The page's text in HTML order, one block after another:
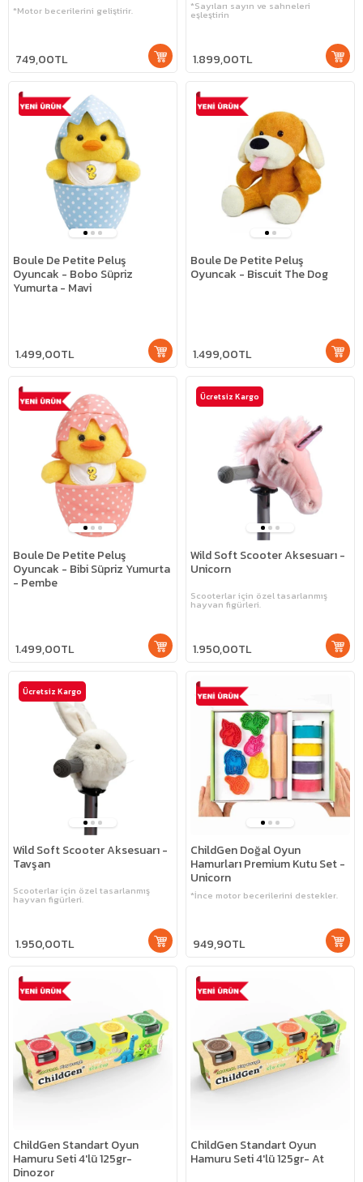
*Motor becerilerini geliştirir.
749,00TL
*Sayıları sayın ve sahneleri
eşleştirin
1.899,00TL
Boule De Petite Peluş
Oyuncak - Bobo Süpriz
Yumurta - Mavi
1.499,00TL
Boule De Petite Peluş
Oyuncak - Biscuit The Dog
1.499,00TL
Boule De Petite Peluş
Oyuncak - Bibi Süpriz Yumurta
- Pembe
1.499,00TL
Wild Soft Scooter Aksesuarı -
Unicorn
Scooterlar için özel tasarlanmış
hayvan figürleri.
1.950,00TL
Ücretsiz Kargo
Wild Soft Scooter Aksesuarı -
Tavşan
Scooterlar için özel tasarlanmış
hayvan figürleri.
1.950,00TL
Ücretsiz Kargo
ChildGen Doğal Oyun
Hamurları Premium Kutu Set -
Unicorn
*İnce motor becerilerini destekler.
949,90TL
ChildGen Standart Oyun
Hamuru Seti 4'lü 125gr-
Dinozor
ChildGen Standart Oyun
Hamuru Seti 4'lü 125gr- At